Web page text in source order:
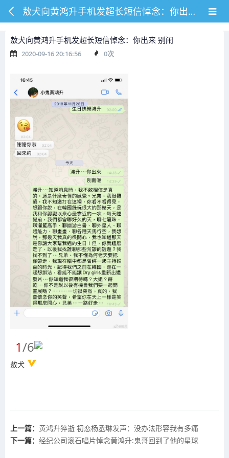
敖犬向黄鸿升手机发超长短信悼念：你出来 别闹
敖犬向黄鸿升手机发超长短信悼念：你出来 别闹
2020-09-16 20:16:56 0次
1/6
敖犬
上一篇： 黄鸿升猝逝 初恋杨丞琳发声：没办法形容我有多痛
下一篇： 经纪公司滚石唱片悼念黄鸿升:鬼哥回到了他的星球